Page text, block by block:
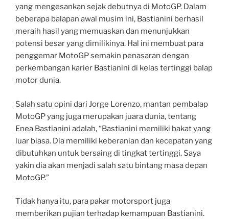
yang mengesankan sejak debutnya di MotoGP. Dalam
beberapa balapan awal musim ini, Bastianini berhasil
meraih hasil yang memuaskan dan menunjukkan
potensi besar yang dimilikinya. Hal ini membuat para
penggemar MotoGP semakin penasaran dengan
perkembangan karier Bastianini di kelas tertinggi balap
motor dunia.
Salah satu opini dari Jorge Lorenzo, mantan pembalap
MotoGP yang juga merupakan juara dunia, tentang
Enea Bastianini adalah, “Bastianini memiliki bakat yang
luar biasa. Dia memiliki keberanian dan kecepatan yang
dibutuhkan untuk bersaing di tingkat tertinggi. Saya
yakin dia akan menjadi salah satu bintang masa depan
MotoGP.”
Tidak hanya itu, para pakar motorsport juga
memberikan pujian terhadap kemampuan Bastianini.